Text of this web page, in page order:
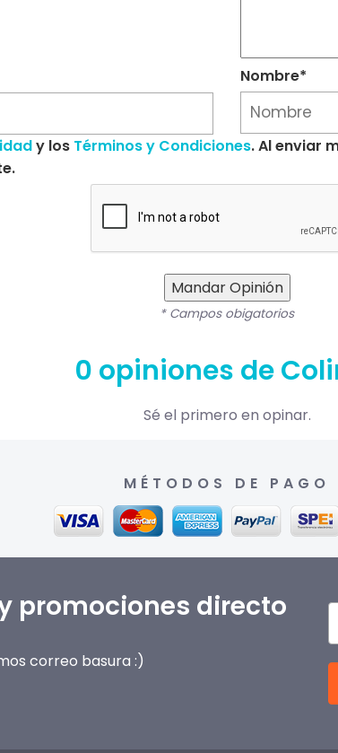
Nombre*
y los Términos y Condiciones. Al enviar
Mandar Opinión
* Campos obigatorios
0 opiniones de
Sé el primero en opinar.
MÉTODOS DE PAGO
promociones directo
correo basura :)